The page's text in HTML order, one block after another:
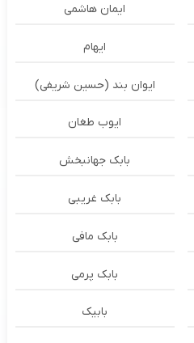
ایمان هاشمی
ایهام
ایوان بند (حسین شریفی)
ایوب طغان
بابک جهانبخش
بابک غریبی
بابک مافی
بابک پرمی
بابیک